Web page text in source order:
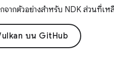
จากตัวอย่างสำหรับ NDK ส่วนที่เ
บน GitHub